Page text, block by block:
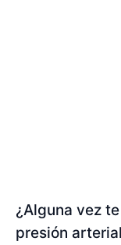
¿Alguna vez
presión